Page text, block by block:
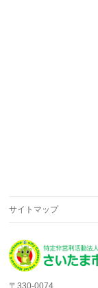
サイトマップ
〒330-0074